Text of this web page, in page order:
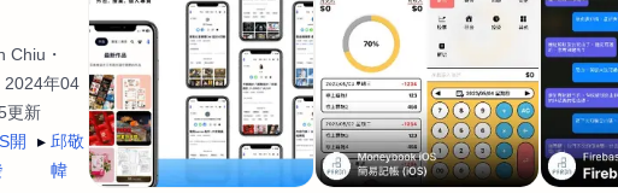
Chiu
2024年04
更新
開
邱敬
幃